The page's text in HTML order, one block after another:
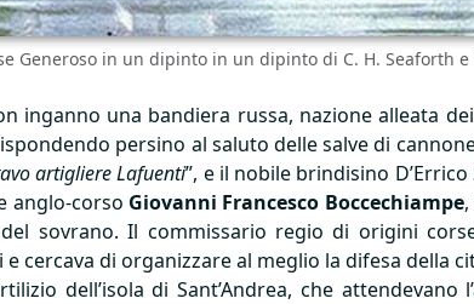
Generoso in un dipinto in un dipinto di C. H. Seaforth
inganno una bandiera russa, nazione alleata
persino al saluto delle salve di
artigliere Lafuenti”, e il nobile brindisino
anglo-corso Giovanni Francesco Boccechiampe
sovrano. Il commissario regio di origini
cercava di organizzare al meglio la difesa della
dell’isola di Sant’Andrea, che